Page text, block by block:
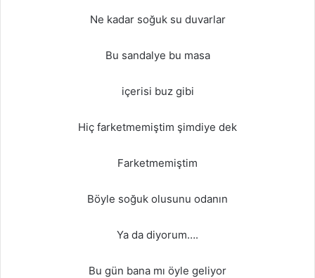
Ne kadar soğuk su duvarlar
Bu sandalye bu masa
içerisi buz gibi
Hiç farketmemiştim şimdiye dek
Farketmemiştim
Böyle soğuk olusunu odanın
Ya da diyorum….
Bu gün bana mı öyle geliyor